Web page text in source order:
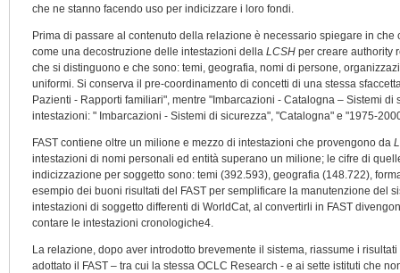
che ne stanno facendo uso per indicizzare i loro fondi.
Prima di passare al contenuto della relazione è necessario spiegare in
come una decostruzione delle intestazioni della LCSH per creare authority
che si distinguono e che sono: temi, geografia, nomi di persone,
uniformi. Si conserva il pre-coordinamento di concetti di una stessa
Pazienti - Rapporti familiari", mentre "Imbarcazioni - Catalogna – Sistemi
intestazioni: " Imbarcazioni - Sistemi di sicurezza", "Catalogna" e "1975-
FAST contiene oltre un milione e mezzo di intestazioni che provengono da
intestazioni di nomi personali ed entità superano un milione; le cifre di
indicizzazione per soggetto sono: temi (392.593), geografia (148.722),
esempio dei buoni risultati del FAST per semplificare la manutenzione del
intestazioni di soggetto differenti di WorldCat, al convertirli in FAST
contare le intestazioni cronologiche4.
La relazione, dopo aver introdotto brevemente il sistema, riassume i
adottato il FAST – tra cui la stessa OCLC Research - e ai sette istituti che